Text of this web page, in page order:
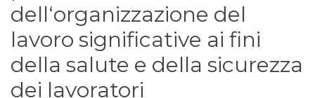
dell‘organizzazione del
lavoro significative ai fini
della salute e della sicurezza
dei lavoratori